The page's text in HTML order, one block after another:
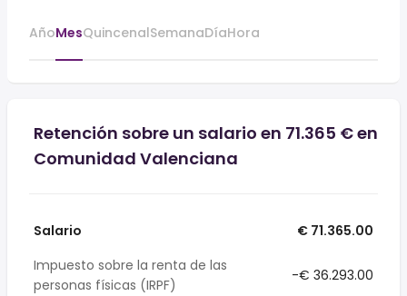
AñoMesQuincenalSemanaDíaHora
Retención sobre un salario en 71.365 € en
Comunidad Valenciana
Salario
€ 71.365.00
Impuesto sobre la renta de las
personas físicas (IRPF)
-€ 36.293.00